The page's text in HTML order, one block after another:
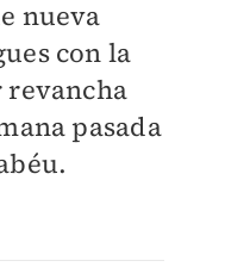
nueva
con la
pasada